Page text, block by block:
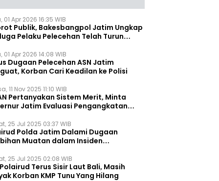
01 Apr 2026 16:35 WIB
Publik, Bakesbangpol Jatim Ungkap
Pelaku Pelecehan Telah Turun
01 Apr 2026 14:08 WIB
Dugaan Pelecehan ASN Jatim
Korban Cari Keadilan ke Polisi
11 Nov 2025 11:10 WIB
Pertanyakan Sistem Merit, Minta
Jatim Evaluasi Pengangkatan
25 Jul 2025 03:37 WIB
Polda Jatim Dalami Dugaan
Muatan dalam Insiden
25 Jul 2025 02:08 WIB
Terus Sisir Laut Bali, Masih
Korban KMP Tunu Yang Hilang